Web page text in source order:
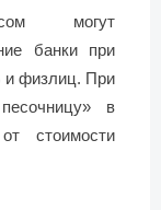
могут
банки при
и физлиц. При
в
стоимости